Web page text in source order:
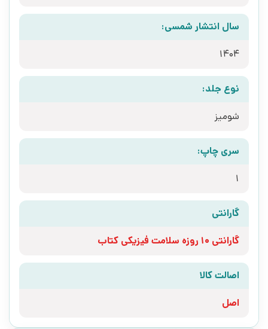
سال انتشار شمسی:
1404
نوع جلد:
شومیز
سری چاپ:
1
گارانتی
گارانتی 10 روزه سلامت فیزیکی کتاب
اصالت کالا
اصل